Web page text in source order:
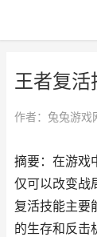
王者复活
作者： 兔兔游戏
摘要：在游戏
仅可以改变战
复活技能主要
的生存和反击